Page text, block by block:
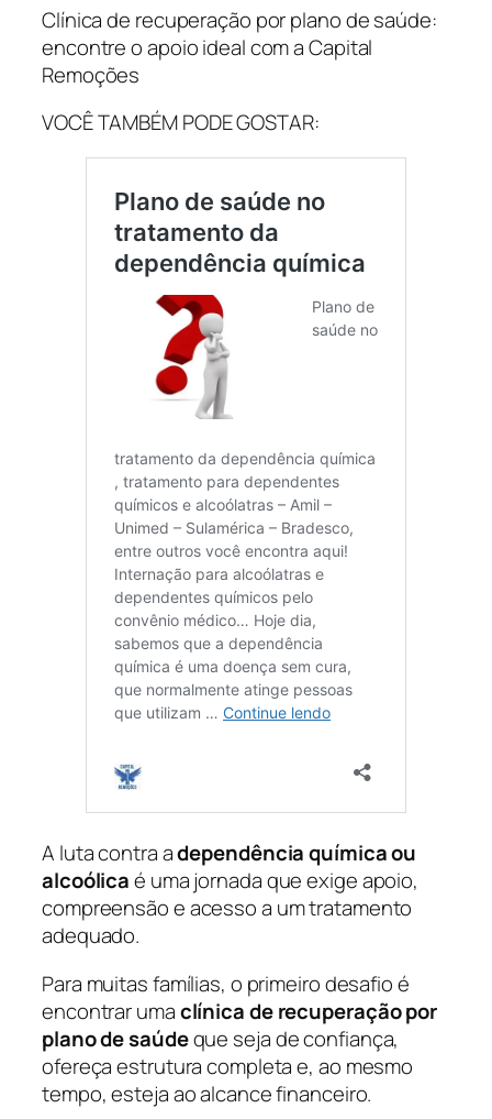
Clínica de recuperação por plano de saúde:
encontre o apoio ideal com a Capital
Remoções
VOCÊ TAMBÉM PODE GOSTAR:
A luta contra adependência química ou
alcoólicaé uma jornada que exige apoio,
compreensão e acesso a um tratamento
adequado.
Para muitas famílias, o primeiro desafio é
encontrar umaclínica de recuperação por
plano de saúdeque seja de confiança,
ofereça estrutura completa e, ao mesmo
tempo, esteja ao alcance financeiro.